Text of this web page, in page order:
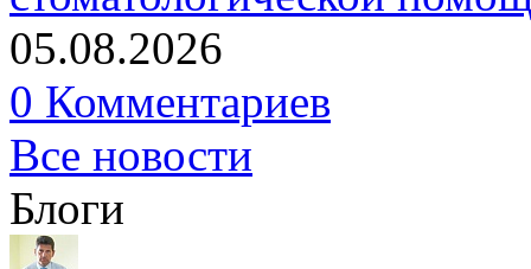
05.08.2026
0 Комментариев
Все новости
Блоги